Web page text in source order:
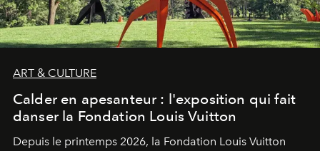
ART & CULTURE
Calder en apesanteur : l'exposition qui fait
danser la Fondation Louis Vuitton
Depuis le printemps 2026, la Fondation Louis Vuitton